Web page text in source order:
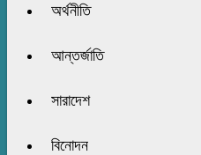
অর্থনীতি
আন্তর্জাতি
সারাদেশ
বিনোদন